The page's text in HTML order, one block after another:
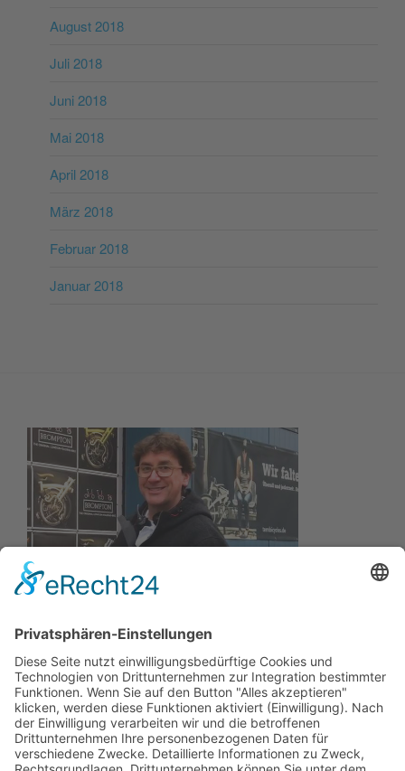
August 2018
Juli 2018
Juni 2018
Mai 2018
April 2018
März 2018
Februar 2018
Januar 2018
Wir wollen Ihr persönlicher Online Marine Spezialist sein,
der sich auf die Fahne geschrieben hat, der zuverlässigste
und preiswerteste Anbieter zu sein.
Wir sind ständig im Wachstum und wissen Ihr Vertrauen zu